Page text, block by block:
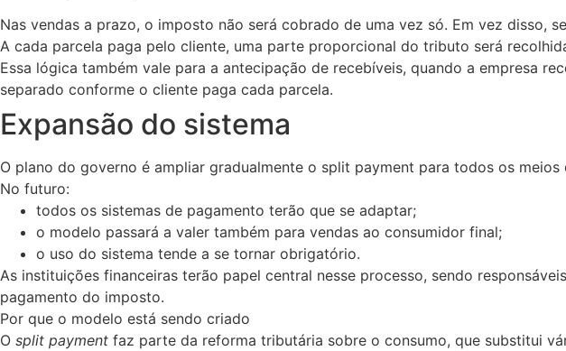
Nas vendas a prazo, o imposto não será cobrado de uma vez só. Em vez disso,
A cada parcela paga pelo cliente, uma parte proporcional do tributo será
Essa lógica também vale para a antecipação de recebíveis, quando a empresa
separado conforme o cliente paga cada parcela.
Expansão do sistema
O plano do governo é ampliar gradualmente o split payment para todos os
No futuro:
todos os sistemas de pagamento terão que se adaptar;
o modelo passará a valer também para vendas ao consumidor final;
o uso do sistema tende a se tornar obrigatório.
As instituições financeiras terão papel central nesse processo, sendo
pagamento do imposto.
Por que o modelo está sendo criado
O split payment faz parte da reforma tributária sobre o consumo, que substitui